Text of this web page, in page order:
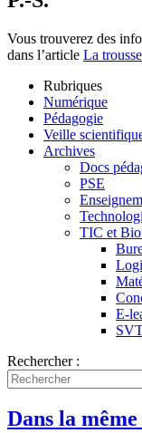
Vous trouverez des
dans l’article La
Rubriques
Numérique
Pédagogie
Veille
Archives
Docs
PSE
TIC et
E-
Rechercher :
Dans la